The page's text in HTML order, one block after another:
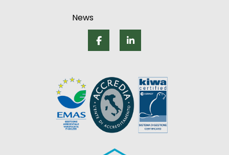
News